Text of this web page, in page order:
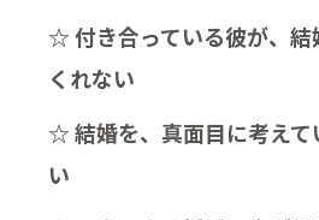
☆ 付き合っている彼が、結
くれない
☆ 結婚を、真面目に考えて
い